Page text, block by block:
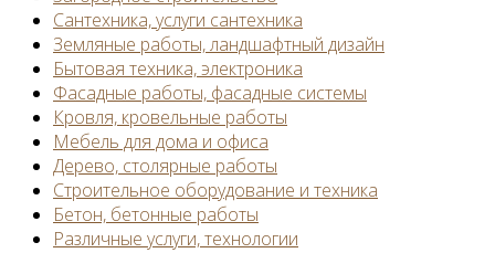
Сантехника, услуги сантехника
Земляные работы, ландшафтный дизайн
Бытовая техника, электроника
Фасадные работы, фасадные системы
Кровля, кровельные работы
Мебель для дома и офиса
Дерево, столярные работы
Строительное оборудование и техника
Бетон, бетонные работы
Различные услуги, технологии